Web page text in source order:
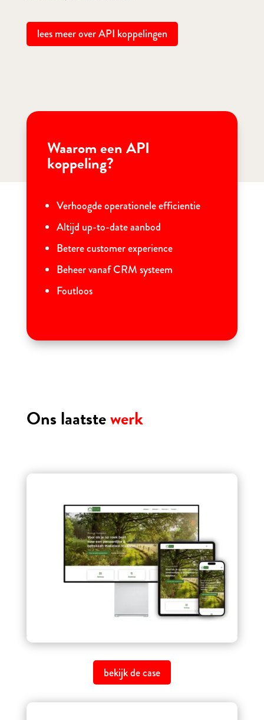
lees meer over API koppelingen
Waarom een API
koppeling?
Verhoogde operationele efficientie
Altijd up-to-date aanbod
Betere customer experience
Beheer vanaf CRM systeem
Foutloos
Ons laatstewerk
bekijk de case